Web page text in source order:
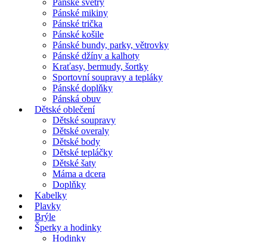
Pánské svetry
Pánské mikiny
Pánské trička
Pánské košile
Pánské bundy, parky, větrovky
Pánské džíny a kalhoty
Kraťasy, bermudy, šortky
Sportovní soupravy a tepláky
Pánské doplňky
Pánská obuv
Dětské oblečení
Dětské soupravy
Dětské overaly
Dětské body
Dětské tepláčky
Dětské šaty
Máma a dcera
Doplňky
Kabelky
Plavky
Brýle
Šperky a hodinky
Hodinky